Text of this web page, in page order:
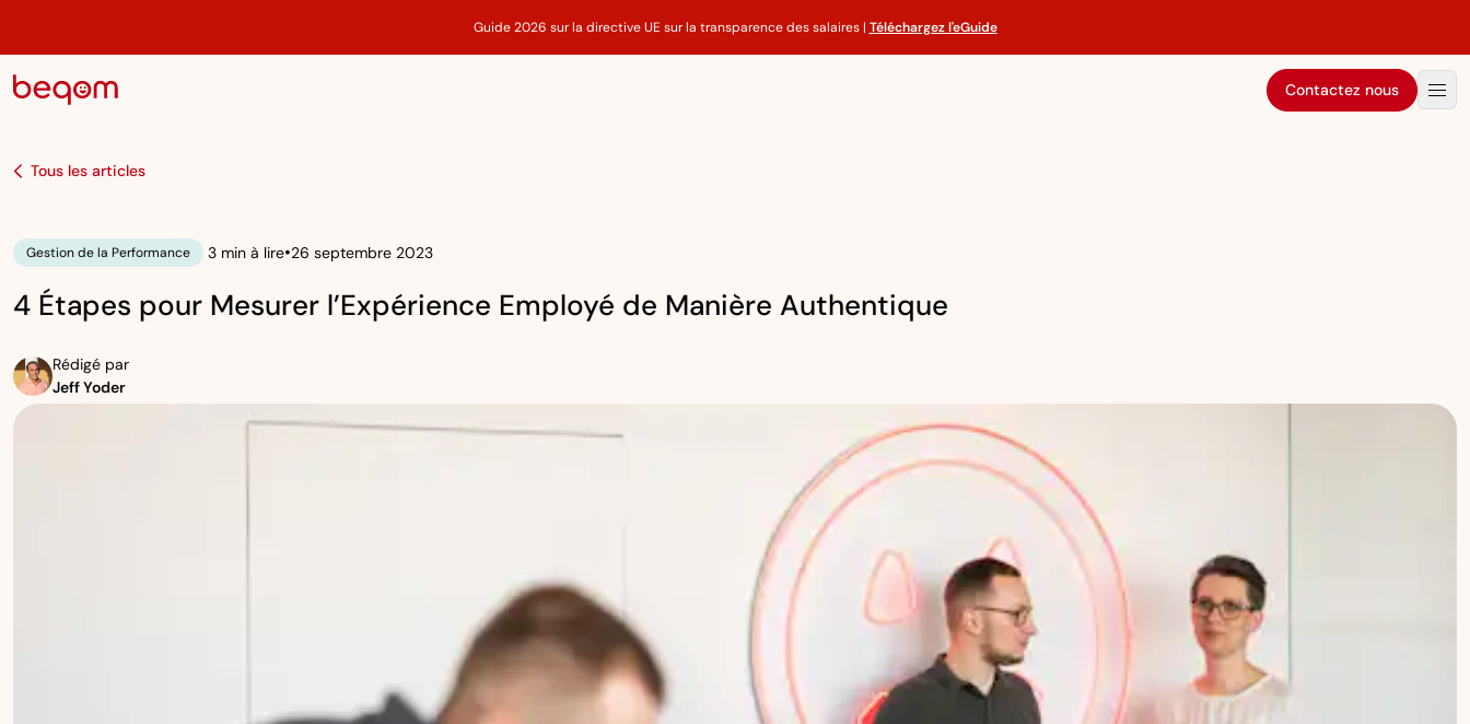
Guide 2026 sur la directive UE sur la transparence des salaires | Téléchargez l'eGuide
Contactez nous
Tous les articles
Gestion de la Performance 3 min à lire•26 septembre 2023
4 Étapes pour Mesurer l’Expérience Employé de Manière Authentique
Rédigé par
Jeff Yoder